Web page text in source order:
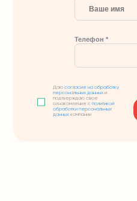
Телефон *
Даюсогласие на обработку
персональных данных и
подтверждаю свое
ознакомление сполитикой
обработки персональных
данных компании